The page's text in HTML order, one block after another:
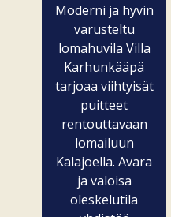
Moderni ja hyvin
varusteltu
lomahuvila Villa
Karhunkääpä
tarjoaa viihtyisät
puitteet
rentouttavaan
lomailuun
Kalajoella. Avara
ja valoisa
oleskelutila